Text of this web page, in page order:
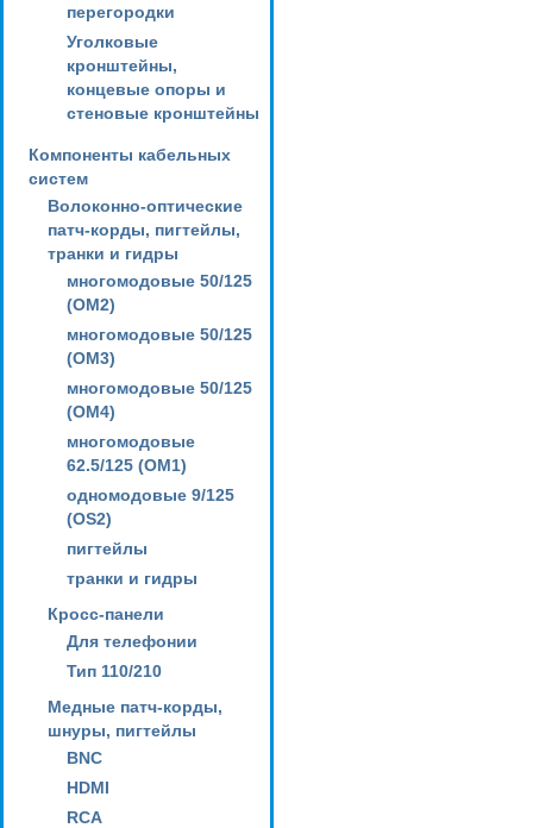
перегородки
Уголковые
кронштейны,
концевые опоры и
стеновые кронштейны
Компоненты кабельных
систем
Волоконно-оптические
патч-корды, пигтейлы,
транки и гидры
многомодовые 50/125
(OM2)
многомодовые 50/125
(OM3)
многомодовые 50/125
(OM4)
многомодовые
62.5/125 (OM1)
одномодовые 9/125
(OS2)
пигтейлы
транки и гидры
Кросс-панели
Для телефонии
Тип 110/210
Медные патч-корды,
шнуры, пигтейлы
BNC
HDMI
RCA